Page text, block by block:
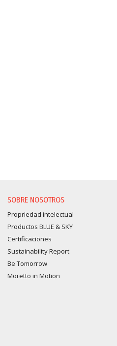
SOBRE NOSOTROS
Propriedad intelectual
Productos BLUE & SKY
Certificaciones
Sustainability Report
Be Tomorrow
Moretto in Motion